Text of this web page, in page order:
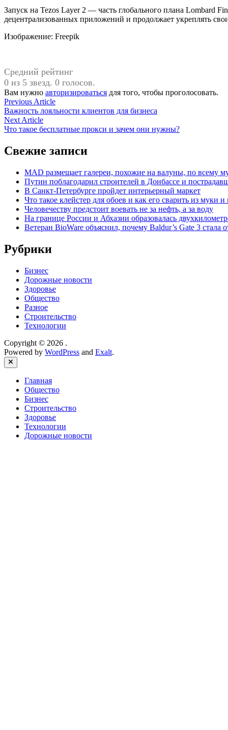
Запуск на Tezos Layer 2 — часть глобального плана Lombard
децентрализованных приложений и продолжает укреплять
Изображение: Freepik
Средний рейтинг
0 из 5 звезд. 0 голосов.
Вам нужно авторизироваться для того, чтобы проголосовать.
Навигация
по
записям
Previous ArticlePrevious
article:
Важность лояльности клиентов для бизнеса
Next ArticleNext
article:
Что такое бесплатные прокси и зачем они нужны?
Свежие записи
MAD размещает галереи, похожие на валуны, по всему
Путин поблагодарил строителей в Донбассе и
В Санкт-Петербурге пройдет интерьерный маркет
Что такое клейстер для обоев и как его сварить из муки и
Человечеству предстоит воевать не за нефть, а за воду
На границе России и Абхазии образовалась
Ветеран BioWare объяснил, почему Baldur’s Gate 3
Рубрики
Бизнес
Дорожные новости
Здоровье
Общество
Разное
Строительство
Технологии
Copyright © 2026 .
Powered by WordPress and Exalt.
Close
Главная
Общество
Бизнес
Строительство
Здоровье
Технологии
Дорожные новости